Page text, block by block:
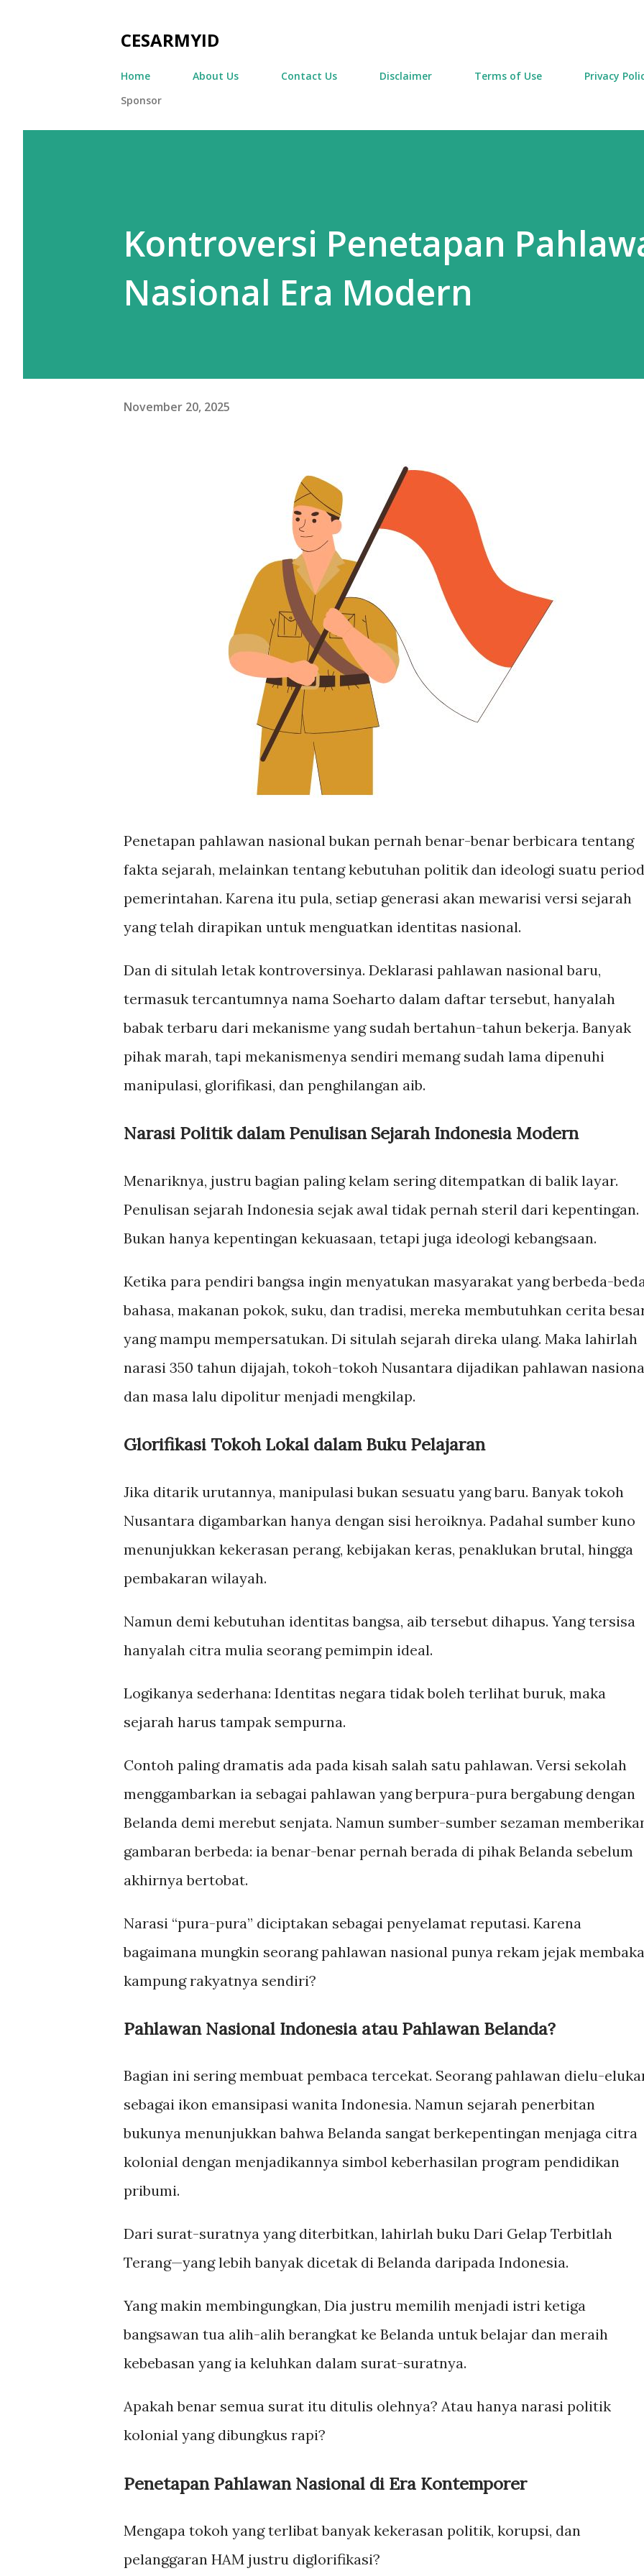
CESARMYID
Home About Us Contact Us Disclaimer Terms of Use
Privacy
Sponsor
Kontroversi Penetapan
Nasional Era Modern
November 20, 2025
Penetapan pahlawan nasional bukan pernah benar-benar berbicara tentang
fakta sejarah, melainkan tentang kebutuhan politik dan ideologi suatu
pemerintahan. Karena itu pula, setiap generasi akan mewarisi versi sejarah
yang telah dirapikan untuk menguatkan identitas nasional.
Dan di situlah letak kontroversinya. Deklarasi pahlawan nasional baru,
termasuk tercantumnya nama Soeharto dalam daftar tersebut, hanyalah
babak terbaru dari mekanisme yang sudah bertahun-tahun bekerja. Banyak
pihak marah, tapi mekanismenya sendiri memang sudah lama dipenuhi
manipulasi, glorifikasi, dan penghilangan aib.
Narasi Politik dalam Penulisan Sejarah Indonesia Modern
Menariknya, justru bagian paling kelam sering ditempatkan di balik layar.
Penulisan sejarah Indonesia sejak awal tidak pernah steril dari kepentingan.
Bukan hanya kepentingan kekuasaan, tetapi juga ideologi kebangsaan.
Ketika para pendiri bangsa ingin menyatukan masyarakat yang berbeda-
bahasa, makanan pokok, suku, dan tradisi, mereka membutuhkan cerita
yang mampu mempersatukan. Di situlah sejarah direka ulang. Maka lahirlah
narasi 350 tahun dijajah, tokoh-tokoh Nusantara dijadikan pahlawan
dan masa lalu dipolitur menjadi mengkilap.
Glorifikasi Tokoh Lokal dalam Buku Pelajaran
Jika ditarik urutannya, manipulasi bukan sesuatu yang baru. Banyak tokoh
Nusantara digambarkan hanya dengan sisi heroiknya. Padahal sumber kuno
menunjukkan kekerasan perang, kebijakan keras, penaklukan brutal, hingga
pembakaran wilayah.
Namun demi kebutuhan identitas bangsa, aib tersebut dihapus. Yang tersisa
hanyalah citra mulia seorang pemimpin ideal.
Logikanya sederhana: Identitas negara tidak boleh terlihat buruk, maka
sejarah harus tampak sempurna.
Contoh paling dramatis ada pada kisah salah satu pahlawan. Versi sekolah
menggambarkan ia sebagai pahlawan yang berpura-pura bergabung dengan
Belanda demi merebut senjata. Namun sumber-sumber sezaman
gambaran berbeda: ia benar-benar pernah berada di pihak Belanda sebelum
akhirnya bertobat.
Narasi “pura-pura” diciptakan sebagai penyelamat reputasi. Karena
bagaimana mungkin seorang pahlawan nasional punya rekam jejak
kampung rakyatnya sendiri?
Pahlawan Nasional Indonesia atau Pahlawan Belanda?
Bagian ini sering membuat pembaca tercekat. Seorang pahlawan dielu-
sebagai ikon emansipasi wanita Indonesia. Namun sejarah penerbitan
bukunya menunjukkan bahwa Belanda sangat berkepentingan menjaga citra
kolonial dengan menjadikannya simbol keberhasilan program pendidikan
pribumi.
Dari surat-suratnya yang diterbitkan, lahirlah buku Dari Gelap Terbitlah
Terang—yang lebih banyak dicetak di Belanda daripada Indonesia.
Yang makin membingungkan, Dia justru memilih menjadi istri ketiga
bangsawan tua alih-alih berangkat ke Belanda untuk belajar dan meraih
kebebasan yang ia keluhkan dalam surat-suratnya.
Apakah benar semua surat itu ditulis olehnya? Atau hanya narasi politik
kolonial yang dibungkus rapi?
Penetapan Pahlawan Nasional di Era Kontemporer
Mengapa tokoh yang terlibat banyak kekerasan politik, korupsi, dan
pelanggaran HAM justru diglorifikasi?